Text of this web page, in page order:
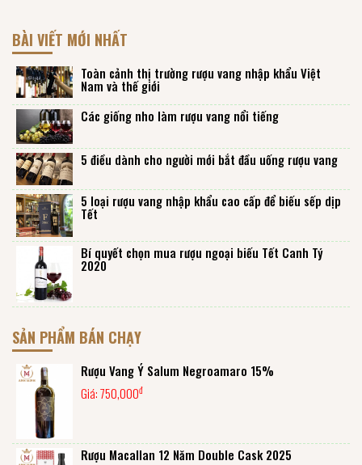
BÀI VIẾT MỚI NHẤT
Toàn cảnh thị trường rượu vang nhập khẩu Việt
Nam và thế giới
Các giống nho làm rượu vang nổi tiếng
5 điều dành cho người mới bắt đầu uống rượu vang
5 loại rượu vang nhập khẩu cao cấp để biếu sếp dịp
Tết
Bí quyết chọn mua rượu ngoại biếu Tết Canh Tý
2020
SẢN PHẨM BÁN CHẠY
Rượu Vang Ý Salum Negroamaro 15%
Giá:750,000đ
Rượu Macallan 12 Năm Double Cask 2025